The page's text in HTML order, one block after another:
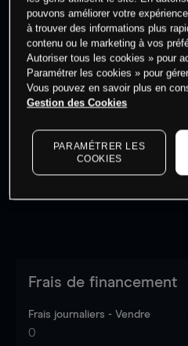
Les prix sont indicatifs.
market
Frais de financement
Frais journaliers - Vendre
0
pouvons améliorer votre
à trouver des informations plus
contenu ou le marketing à vos
Autoriser tous les cookies » pour
Paramétrer les cookies » pour
Vous pouvez en savoir plus en
Gestion des Cookies
PARAMÉTRER LES
COOKIES